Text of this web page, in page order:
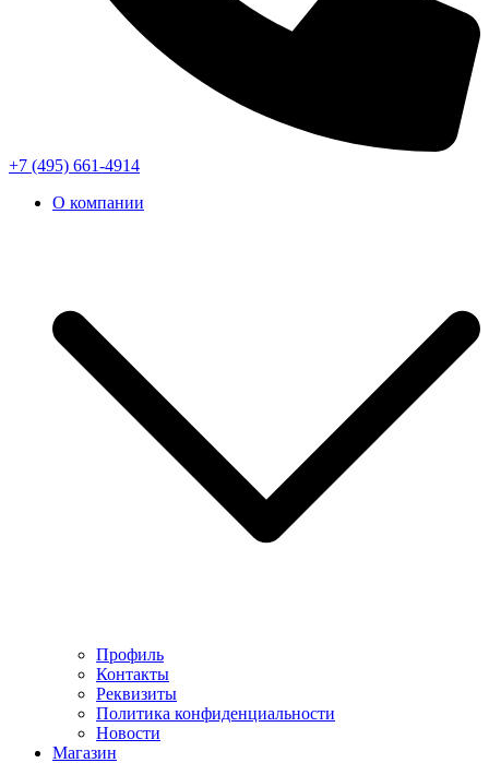
+7 (495) 661-4914
О компании
Профиль
Контакты
Реквизиты
Политика конфиденциальности
Новости
Магазин